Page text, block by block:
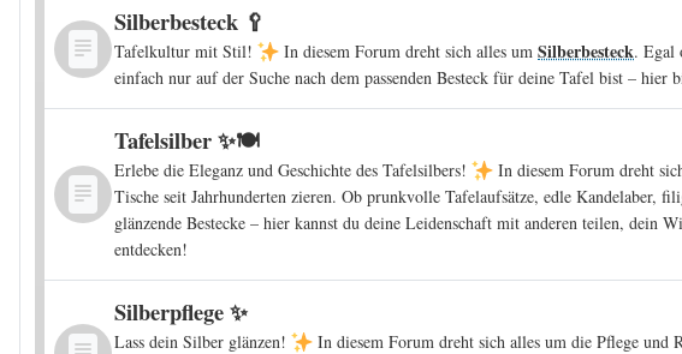
Silberbesteck 🥄
Tafelkultur mit Stil! In diesem Forum dreht sich alles umSilberbesteck. Egal
einfach nur auf der Suche nach dem passenden Besteck für deine Tafel bist –
Tafelsilber ✨🍽️
Erlebe die Eleganz und Geschichte des Tafelsilbers!
In diesem Forum dreht
Tische seit Jahrhunderten zieren. Ob prunkvolle Tafelaufsätze, edle Kandelaber,
glänzende Bestecke – hier kannst du deine Leidenschaft mit anderen teilen, dein
entdecken!
Silberpflege ✨
Lass dein Silber glänzen!
In diesem Forum dreht sich alles um die Pflege und